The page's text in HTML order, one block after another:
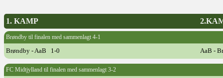
1. KAMP
Brøndby til finalen med sammenlagt 4-1
Brøndby - AaB 1-0 AaB -
FC Midtjylland til finalen med sammenlagt 3-2